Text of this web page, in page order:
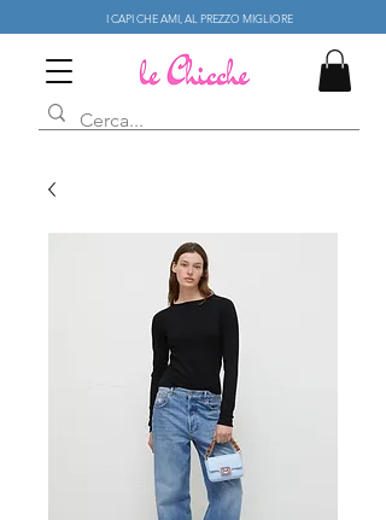
I CAPI CHE AMI, AL PREZZO MIGLIORE